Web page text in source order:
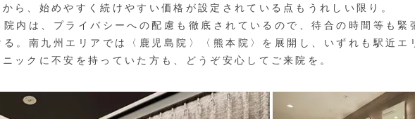
ら、始めやすく続けやすい価格が設定されている点もうれしい限り。
は、プライバシーへの配慮も徹底されているので、待合の時間等も緊
。南九州エリアでは〈鹿児島院〉〈熊本院〉を展開し、いずれも駅近エ
ックに不安を持っていた方も、どうぞ安心してご来院を。